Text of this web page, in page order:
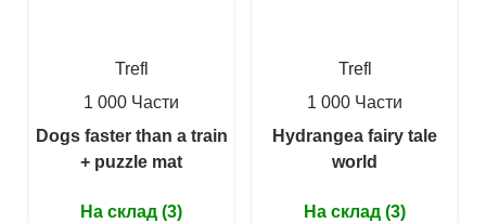
Trefl
1 000 Части
Dogs faster than a train
+ puzzle mat
На склад (3)
Trefl
1 000 Части
Hydrangea fairy tale
world
На склад (3)